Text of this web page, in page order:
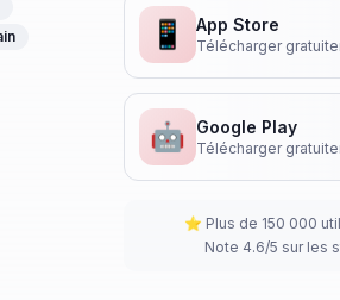
📱 App Store
Télécharger
🤖 Google Play
Télécharger
⭐ Plus de 150 000
Note 4.6/5 sur les